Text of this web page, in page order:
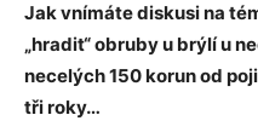
Jak vnímáte diskusi na
„hradit“ obruby u brýlí u
necelých 150 korun od
tři roky…